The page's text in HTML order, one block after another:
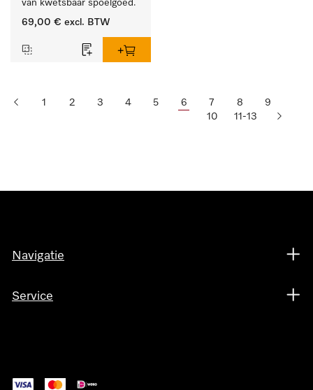
van kwetsbaar spoelgoed.
69,00 € excl. BTW
1 2 3 4 5 6 7 8
9
10
11-13
Navigatie
Service